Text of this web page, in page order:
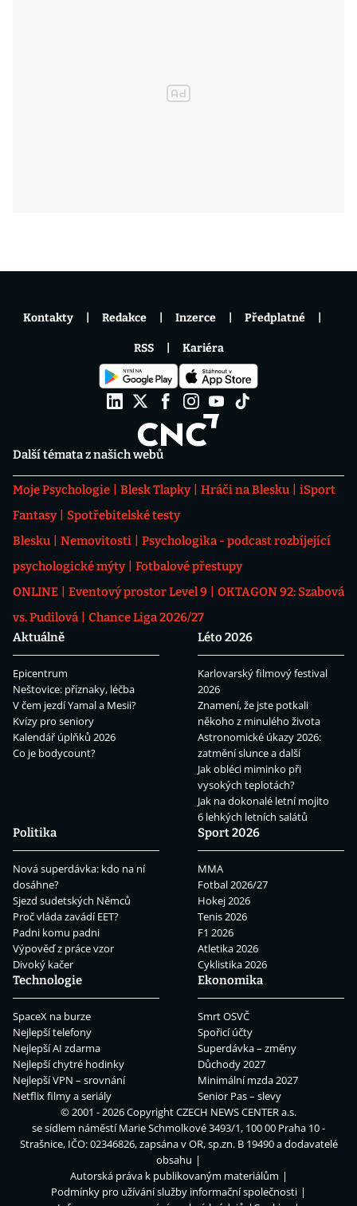
Další témata z našich webů
Moje Psychologie Blesk Tlapky Hráči na Blesku
iSport
Fantasy
Spotřebitelské testy
Blesku
Nemovitosti
Psychologika - podcast rozbíjející
psychologické mýty
Fotbalové přestupy
ONLINE
Eventový prostor Level 9
OKTAGON 92: Szabová
vs. Pudilová
Chance Liga 2026/27
Aktuálně
Epicentrum
Neštovice: příznaky, léčba
V čem jezdí Yamal a Mesii?
Kvízy pro seniory
Kalendář úplňků 2026
Co je bodycount?
Léto 2026
Karlovarský filmový festival
2026
Znamení, že jste potkali
někoho z minulého života
Astronomické úkazy 2026:
zatmění slunce a další
Jak obléci miminko při
vysokých teplotách?
Jak na dokonalé letní mojito
6 lehkých letních salátů
Politika
Nová superdávka: kdo na ní
dosáhne?
Sjezd sudetských Němců
Proč vláda zavádí EET?
Padni komu padni
Výpověď z práce vzor
Divoký kačer
Sport 2026
MMA
Fotbal 2026/27
Hokej 2026
Tenis 2026
F1 2026
Atletika 2026
Cyklistika 2026
Technologie
SpaceX na burze
Nejlepší telefony
Nejlepší AI zdarma
Nejlepší chytré hodinky
Nejlepší VPN – srovnání
Netflix filmy a seriály
Ekonomika
Smrt OSVČ
Spořicí účty
Superdávka – změny
Důchody 2027
Minimální mzda 2027
Senior Pas – slevy
Kontakty Redakce Inzerce Předplatné
RSS Kariéra
© 2001 - 2026 CopyrightCZECH NEWS CENTER a.s.
se sídlem náměstí Marie Schmolkové 3493/1, 100 00 Praha 10 -
Strašnice, IČO: 02346826, zapsána v OR, sp.zn. B 19490 a dodavatelé
obsahu
Autorská práva k publikovaným materiálům
Podmínky pro užívání služby informační společnosti